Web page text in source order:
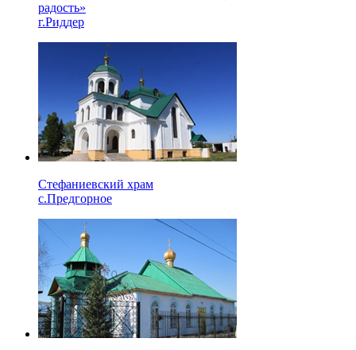
радость»
г.Риддер
Стефаниевский храм
с.Предгорное